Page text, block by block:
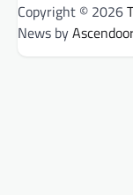
Copyright © 2026
News by